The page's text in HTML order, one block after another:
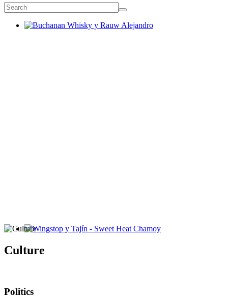
Culture
Politics